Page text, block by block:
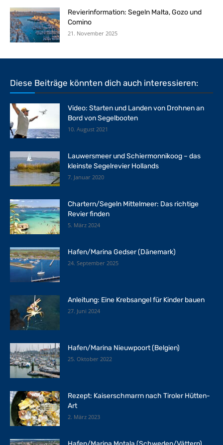
Revierinformation: Segeln Malta, Gozo und
Comino
21. November 2025
Diese Beiträge könnten dich auch interessieren:
Video: Starten und Landen von Drohnen an
Bord von Segelbooten
10. August 2021
Lauwersmeer und Schiermonnikoog – das
kleinste Segelrevier Hollands
7. Januar 2020
Chartern/Segeln Mittelmeer: Das richtige
Revier finden
5. März 2024
Hafen/Marina Gedser (Dänemark)
24. September 2025
Anleitung: Eine Krebsangel für Kinder bauen
27. Juni 2024
Hafen/Marina Nieuwpoort (Belgien)
25. Oktober 2022
Rezept: Kaiserschmarrn nach Tiroler Hütten-
Art
2. März 2023